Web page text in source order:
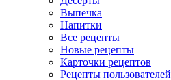
Выпечка
Напитки
Все рецепты
Новые рецепты
Карточки рецептов
Рецепты пользователей